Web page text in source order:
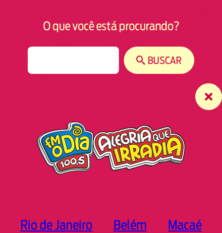
O que você está procurando?
BUSCAR
Rio de Janeiro Belém
Macaé